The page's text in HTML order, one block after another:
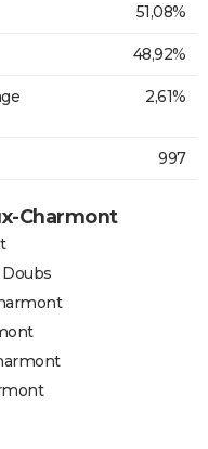
51,08%
48,92%
2,61%
997
Charmont